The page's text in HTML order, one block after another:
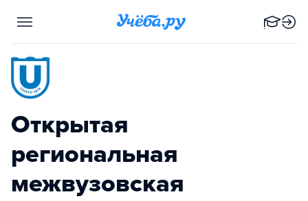
Открытая
региональная
межвузовская